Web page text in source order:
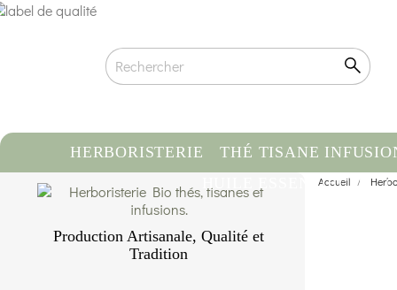
HERBORISTERIE
THÉ TISANE
HUILE ESSENTIELLE
Production Artisanale, Qualité et
Tradition
Accueil